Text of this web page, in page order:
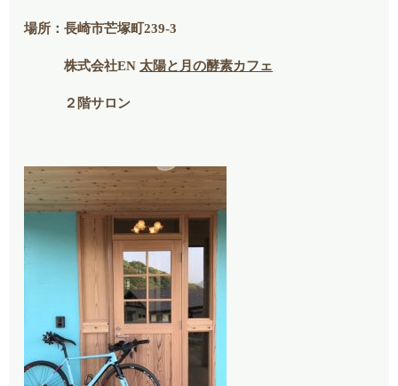
場所：長崎市芒塚町239-3
株式会社EN 太陽と月の酵素カフェ
２階サロン